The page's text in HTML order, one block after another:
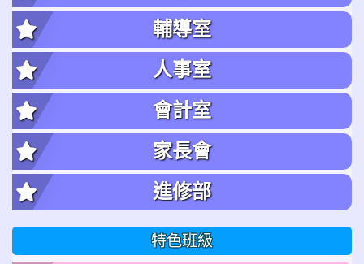
輔導室
人事室
會計室
家長會
進修部
特色班級